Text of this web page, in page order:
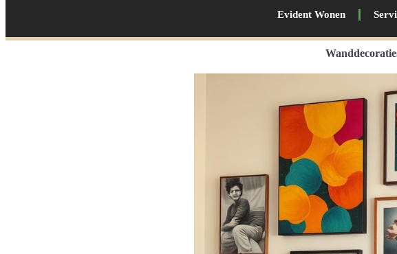
Evident Wonen